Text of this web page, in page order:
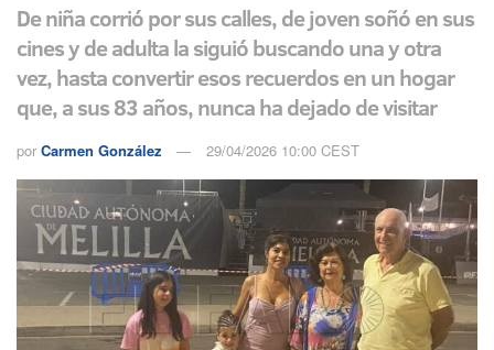
De niña corrió por sus calles, de joven soñó en sus
cines y de adulta la siguió buscando una y otra
vez, hasta convertir esos recuerdos en un hogar
que, a sus 83 años, nunca ha dejado de visitar
por Carmen González 29/04/2026 10:00 CEST